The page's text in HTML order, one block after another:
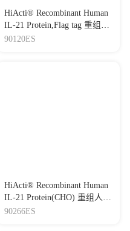
HiActi® Recombinant Human
IL-21 Protein,Flag tag 重组人
白介素-21
90120ES
HiActi® Recombinant Human
IL-21 Protein(CHO) 重组人白
介素-21
90266ES